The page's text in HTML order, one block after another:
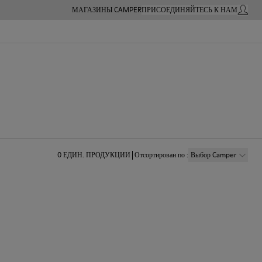
МАГАЗИНЫ CAMPERПРИСОЕДИНЯЙТЕСЬ К НАММОЙ
0ЕДИН. ПРОДУКЦИИ Отсортирован по: Выбор Camper